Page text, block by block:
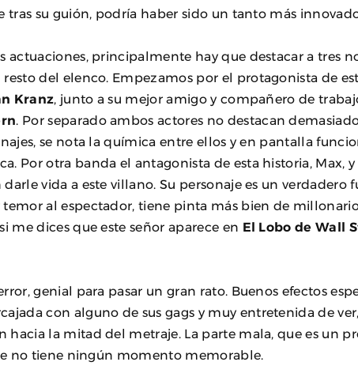
tras su guión, podría haber sido un tanto más
actuaciones, principalmente hay que destacar a tres
del elenco. Empezamos por el protagonista de
Kranz , junto a su mejor amigo y compañero de
. Por separado ambos actores no destacan
se nota la química entre ellos y en pantalla
Por otra banda el antagonista de esta historia, Max, y
vida a este villano. Su personaje es un verdadero
temor al espectador, tiene pinta más bien de
me dices que este señor aparece en El Lobo de Wall
genial para pasar un gran rato. Buenos efectos
con alguno de sus gags y muy entretenida de
hacia la mitad del metraje. La parte mala, que es un
no tiene ningún momento memorable.